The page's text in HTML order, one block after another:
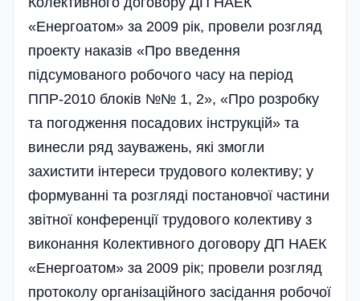
«Енергоатом» за 2009 рік, провели розгляд
проекту наказів «Про введення
підсумованого робочого часу на період
ППР-2010 блоків №№ 1, 2», «Про розробку
та погодження посадових інструкцій» та
винесли ряд зауважень, які змогли
захистити інтереси трудового колективу; у
формуванні та розгляді постановчої частини
звітної конференції трудового колективу з
виконання Колективного договору ДП НАЕК
«Енергоатом» за 2009 рік; провели розгляд
протоколу організаційного засідання робочої